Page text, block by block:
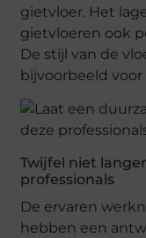
gietvloer. Het
gietvloeren ook
De stijl van de
bijvoorbeeld
Twijfel niet
professionals
De ervaren
hebben een